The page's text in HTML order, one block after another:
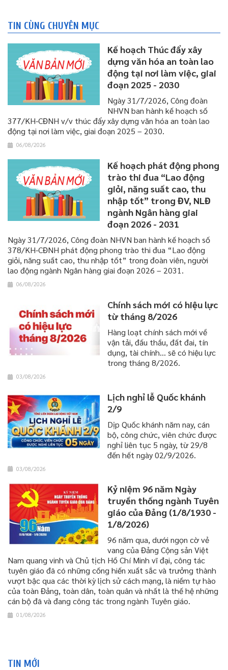
TIN CÙNG CHUYÊN MỤC
Kế hoạch Thúc đẩy xây
dựng văn hóa an toàn lao
động tại nơi làm việc, giai
đoạn 2025 - 2030
Ngày 31/7/2026, Công đoàn
NHVN ban hành kế hoạch số
377/KH-CĐNH v/v thúc đẩy xây dựng văn hóa an toàn lao
động tại nơi làm việc, giai đoạn 2025 – 2030.
06/08/2026
Kế hoạch phát động phong
trào thi đua “Lao động
giỏi, năng suất cao, thu
nhập tốt” trong ĐV, NLĐ
ngành Ngân hàng giai
đoạn 2026 - 2031
Ngày 31/7/2026, Công đoàn NHVN ban hành kế hoạch số
378/KH-CĐNH phát động phong trào thi đua “Lao động
giỏi, năng suất cao, thu nhập tốt” trong đoàn viên, người
lao động ngành Ngân hàng giai đoạn 2026 – 2031.
06/08/2026
Chính sách mới có hiệu lực
từ tháng 8/2026
Hàng loạt chính sách mới về
vận tải, đấu thầu, đất đai, tín
dụng, tài chính... sẽ có hiệu lực
trong tháng 8/2026.
03/08/2026
Lịch nghỉ lễ Quốc khánh
2/9
Dịp Quốc khánh năm nay, cán
bộ, công chức, viên chức được
nghỉ liên tục 5 ngày, từ 29/8
đến hết ngày 02/9/2026.
03/08/2026
Kỷ niệm 96 năm Ngày
truyền thống ngành Tuyên
giáo của Đảng (1/8/1930 -
1/8/2026)
96 năm qua, dưới ngọn cờ vẻ
vang của Đảng Cộng sản Việt
Nam quang vinh và Chủ tịch Hồ Chí Minh vĩ đại, công tác
tuyên giáo đã có những cống hiến xuất sắc và trưởng thành
vượt bậc qua các thời kỳ lịch sử cách mạng, là niềm tự hào
của toàn Đảng, toàn dân, toàn quân và nhất là thế hệ những
cán bộ đã và đang công tác trong ngành Tuyên giáo.
01/08/2026
TIN MỚI